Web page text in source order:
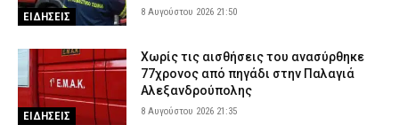
ΕΙΔΗΣΕΙΣ 8 Αυγούστου 2026 21:50
ΕΙΔΗΣΕΙΣ
Χωρίς τις αισθήσεις του ανασύρθηκε
77χρονος από πηγάδι στην Παλαγιά
Αλεξανδρούπολης
8 Αυγούστου 2026 21:35